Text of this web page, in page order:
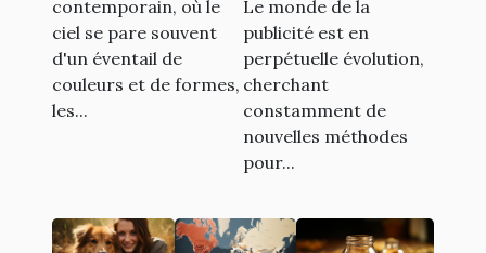
campagnes de
sensibilisation
contemporain, où le
ciel se pare souvent
d'un éventail de
couleurs et de formes,
les...
ballons
publicitaires
hélium
Le monde de la
publicité est en
perpétuelle évolution,
cherchant
constamment de
nouvelles méthodes
pour...